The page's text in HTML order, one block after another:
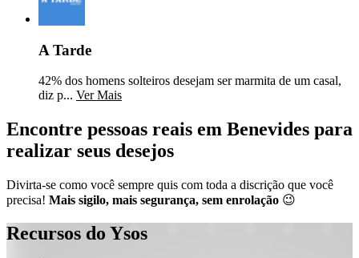
A Tarde
42% dos homens solteiros desejam ser marmita de um casal,
diz p... Ver Mais
Encontre pessoas reais em Benevides para
realizar seus desejos
Divirta-se como você sempre quis com toda a discrição que você
precisa! Mais sigilo, mais segurança, sem enrolação 😉
Recursos do Ysos